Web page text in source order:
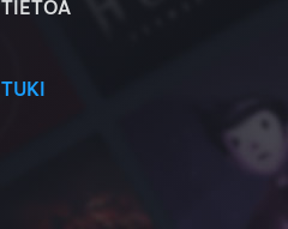
TIETOA
TUKI